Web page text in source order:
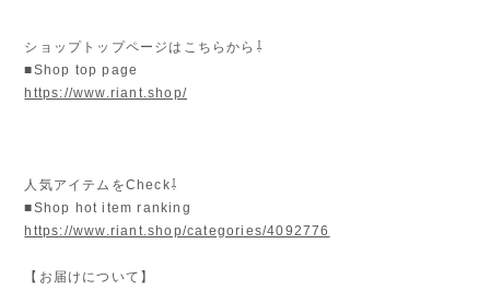
ショップトップページはこちらから⇩
■Shop top page
https://www.riant.shop/
人気アイテムをCheck⇩
■Shop hot item ranking
https://www.riant.shop/categories/4092776
【お届けについて】